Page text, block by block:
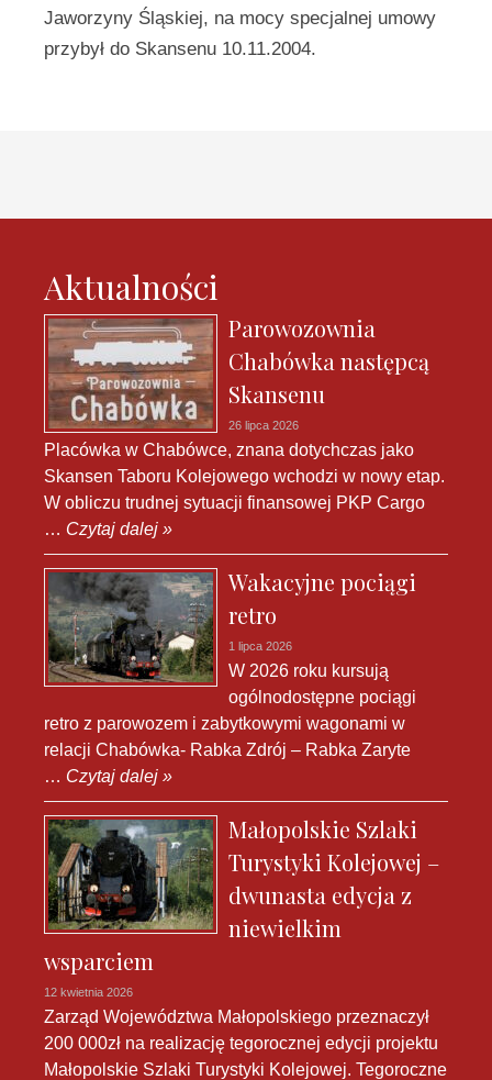
Jaworzyny Śląskiej, na mocy specjalnej umowy
przybył do Skansenu 10.11.2004.
Aktualności
Parowozownia
Chabówka następcą
Skansenu
26 lipca 2026
Placówka w Chabówce, znana dotychczas jako
Skansen Taboru Kolejowego wchodzi w nowy etap.
W obliczu trudnej sytuacji finansowej PKP Cargo
… Czytaj dalej »
Wakacyjne pociągi
retro
1 lipca 2026
W 2026 roku kursują
ogólnodostępne pociągi
retro z parowozem i zabytkowymi wagonami w
relacji Chabówka- Rabka Zdrój – Rabka Zaryte
… Czytaj dalej »
Małopolskie Szlaki
Turystyki Kolejowej –
dwunasta edycja z
niewielkim
wsparciem
12 kwietnia 2026
Zarząd Województwa Małopolskiego przeznaczył
200 000zł na realizację tegorocznej edycji projektu
Małopolskie Szlaki Turystyki Kolejowej. Tegoroczne